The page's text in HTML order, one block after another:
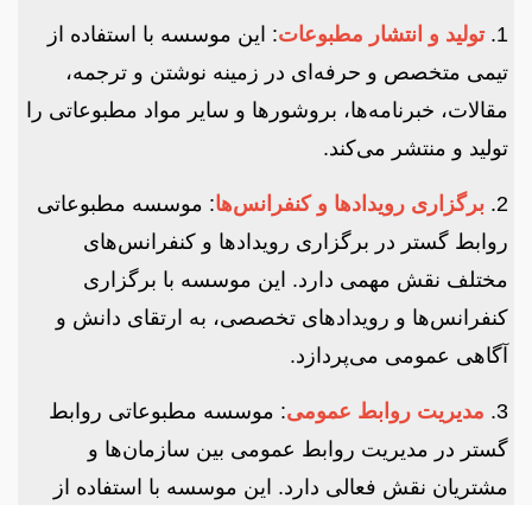
1. تولید و انتشار مطبوعات: این موسسه با استفاده از
تیمی متخصص و حرفه‌ای در زمینه نوشتن و ترجمه،
مقالات، خبرنامه‌ها، بروشورها و سایر مواد مطبوعاتی را
تولید و منتشر می‌کند.
2. برگزاری رویدادها و کنفرانس‌ها: موسسه مطبوعاتی
روابط گستر در برگزاری رویدادها و کنفرانس‌های
مختلف نقش مهمی دارد. این موسسه با برگزاری
کنفرانس‌ها و رویدادهای تخصصی، به ارتقای دانش و
آگاهی عمومی می‌پردازد.
3. مدیریت روابط عمومی: موسسه مطبوعاتی روابط
گستر در مدیریت روابط عمومی بین سازمان‌ها و
مشتریان نقش فعالی دارد. این موسسه با استفاده از